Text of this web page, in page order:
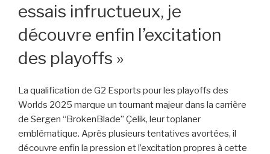
essais infructueux, je
découvre enfin l’excitation
des playoffs »
La qualification de G2 Esports pour les playoffs des
Worlds 2025 marque un tournant majeur dans la carrière
de Sergen “BrokenBlade” Çelik, leur toplaner
emblématique. Après plusieurs tentatives avortées, il
découvre enfin la pression et l’excitation propres à cette